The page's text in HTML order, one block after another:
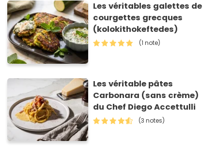
Les véritables galettes de
courgettes grecques
(kolokithokeftedes)
(1 note)
Les véritable pâtes
Carbonara (sans crème)
du Chef Diego Accettulli
(3 notes)